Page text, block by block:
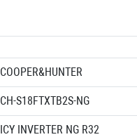
COOPER&HUNTER
CH-S18FTXTB2S-NG
ICY INVERTER NG R32